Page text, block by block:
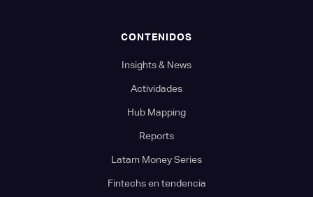
CONTENIDOS
Insights & News
Actividades
Hub Mapping
Reports
Latam Money Series
Fintechs en tendencia